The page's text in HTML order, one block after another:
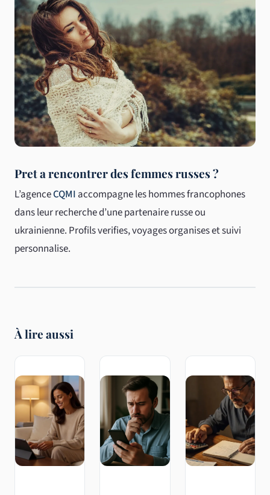
Pret a rencontrer des femmes russes ?
L’agenceCQMI accompagne les hommes francophones
dans leur recherche d’une partenaire russe ou
ukrainienne. Profils verifies, voyages organises et suivi
personnalise.
À lire aussi